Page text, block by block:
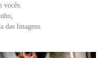
vocês.
das Imagens